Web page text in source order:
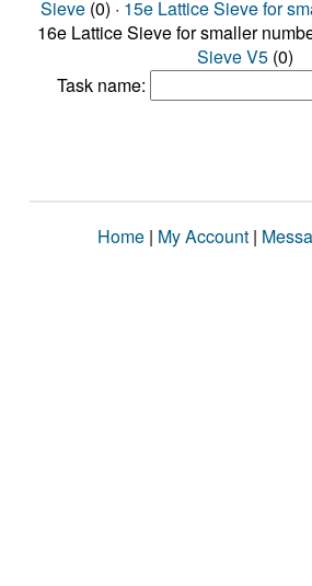
Sieve (0) · 15e Lattice Sieve for
16e Lattice Sieve for smaller
Sieve V5 (0)
Task name:
Home | My Account |